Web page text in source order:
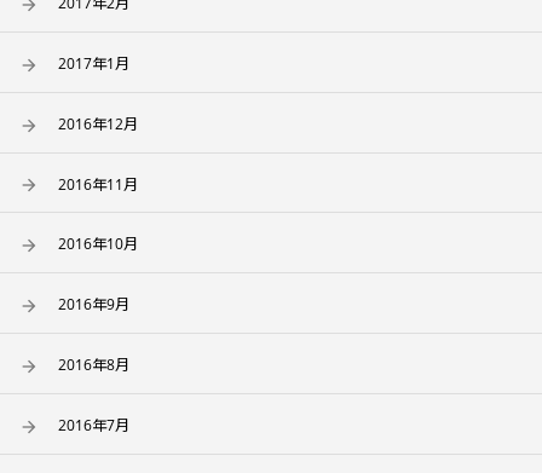
2017年1月
2016年12月
2016年11月
2016年10月
2016年9月
2016年8月
2016年7月